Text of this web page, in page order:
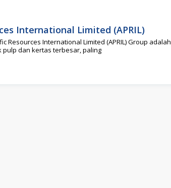
International Limited (APRIL)
Resources International Limited (APRIL) Group adalah
dan kertas terbesar, paling